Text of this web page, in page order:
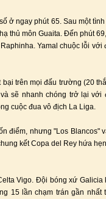
ở ngay phút 65. Sau một
thủ môn Guaita. Đến phút
Yamal chuộc lỗi với
trên mọi đấu trường (20
sẽ nhanh chóng trở lại với
cuộc đua vô địch La Liga.
điểm, nhưng "Los Blancos"
kết Copa del Rey hứa
Vigo. Đội bóng xứ Galicia
15 lần chạm trán gần nhất